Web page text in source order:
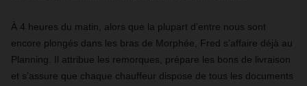
À 4 heures du matin, alors que la plupart d’entre nous sont
encore plongés dans les bras de Morphée, Fred s’affaire déjà au
Planning. Il attribue les remorques, prépare les bons de livraison
et s’assure que chaque chauffeur dispose de tous les documents